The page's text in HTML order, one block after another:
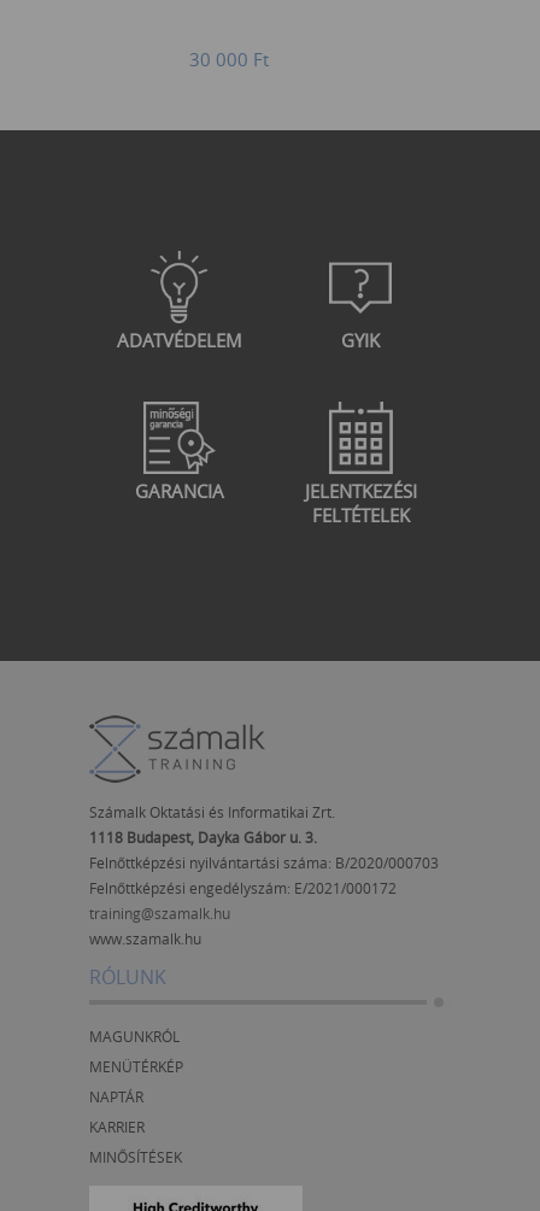
30 000 Ft
ADATVÉDELEM GYIK
GARANCIA
JELENTKEZÉSI
FELTÉTELEK
Számalk Oktatási és Informatikai Zrt.
1118 Budapest, Dayka Gábor u. 3.
Felnőttképzési nyilvántartási száma: B/2020/000703
Felnőttképzési engedélyszám: E/2021/000172
training@szamalk.hu
www.szamalk.hu
RÓLUNK
MAGUNKRÓL
MENÜTÉRKÉP
NAPTÁR
KARRIER
MINŐSÍTÉSEK